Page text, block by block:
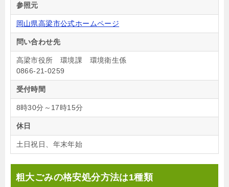
参照元
岡山県高梁市公式ホームページ
問い合わせ先
高梁市役所 環境課 環境衛生係
0866-21-0259
受付時間
8時30分～17時15分
休日
土日祝日、年末年始
粗大ごみの格安処分方法は1種類